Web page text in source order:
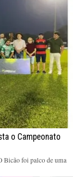
o Campeonato
Bicão foi palco de uma